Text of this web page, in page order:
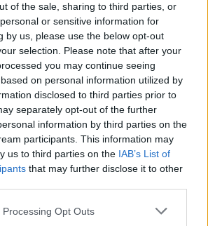
of the sale, sharing to third parties, or
or sensitive information for
by us, please use the below opt-out
selection. Please note that after your
you may continue seeing
on personal information utilized by
disclosed to third parties prior to
separately opt-out of the further
information by third parties on the
participants. This information may
us to third parties on the IAB’s List of
that may further disclose it to other
Opt Outs
εξηγήσω ότι τα λέμε επειδή
ότι θέλουμε να αξιοποιήσει
δυνατότητές της. Εκείνη
ζήτησε να φύγω. Από τότε, δεν
αν ήταν λάθος της
στο Google News και